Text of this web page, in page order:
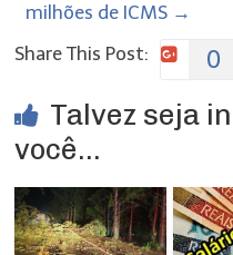
milhões de ICMS →
Share This Post:
0
Talvez seja
você...